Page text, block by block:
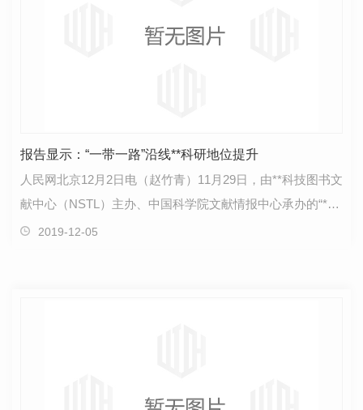
报告显示：“一带一路”沿线**科研地位提升
人民网北京12月2日电（赵竹青）11月29日，由**科技图书文
献中心（NSTL）主办、中国科学院文献情报中心承办的“**
科技图书文献中心支撑**发展战略信息服务成果发布…
2019-12-05